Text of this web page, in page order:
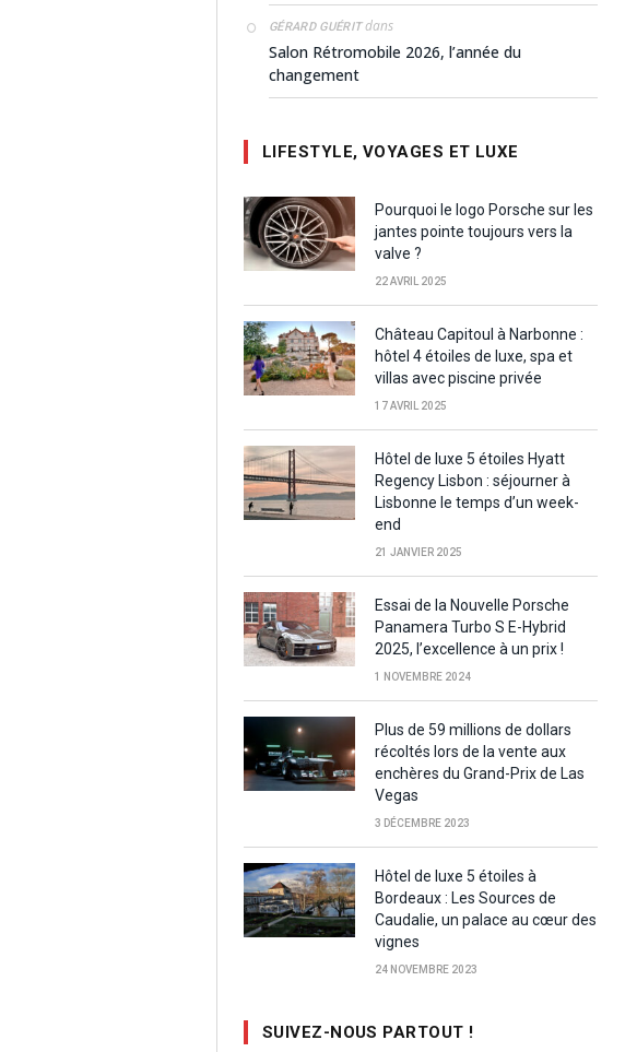
GÉRARD GUÉRITdans
Salon Rétromobile 2026, l’année du
changement
LIFESTYLE, VOYAGES ET LUXE
Pourquoi le logo Porsche sur les
jantes pointe toujours vers la
valve ?
22 AVRIL 2025
Château Capitoul à Narbonne :
hôtel 4 étoiles de luxe, spa et
villas avec piscine privée
17 AVRIL 2025
Hôtel de luxe 5 étoiles Hyatt
Regency Lisbon : séjourner à
Lisbonne le temps d’un week-
end
21 JANVIER 2025
Essai de la Nouvelle Porsche
Panamera Turbo S E-Hybrid
2025, l’excellence à un prix !
1 NOVEMBRE 2024
Plus de 59 millions de dollars
récoltés lors de la vente aux
enchères du Grand-Prix de Las
Vegas
3 DÉCEMBRE 2023
Hôtel de luxe 5 étoiles à
Bordeaux : Les Sources de
Caudalie, un palace au cœur des
vignes
24 NOVEMBRE 2023
SUIVEZ-NOUS PARTOUT !